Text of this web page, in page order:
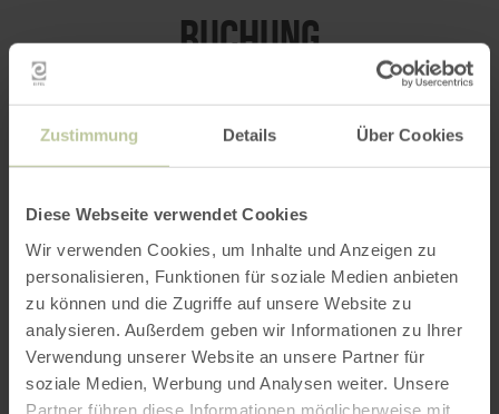
Zustimmung Details Über Cookies
Diese Webseite verwendet Cookies
Wir verwenden Cookies, um Inhalte und Anzeigen zu
personalisieren, Funktionen für soziale Medien anbieten
zu können und die Zugriffe auf unsere Website zu
analysieren. Außerdem geben wir Informationen zu Ihrer
Verwendung unserer Website an unsere Partner für
soziale Medien, Werbung und Analysen weiter. Unsere
Partner führen diese Informationen möglicherweise mit
Buchung
Für den Zeitraum von 09.08.2026 - 16.08.2026
konnten wir leider keine passenden Einheiten
finden.
Anreise
Abreise